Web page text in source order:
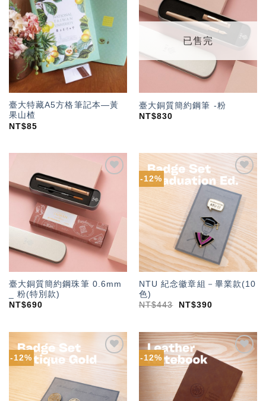
望輕
單」
臺大特藏A5方格筆記本—黃
果山楂
NT$85
望輕
單」
已售完
臺大銅質簡約鋼筆 -粉
NT$830
臺大銅質簡約鋼珠筆 0.6mm
_ 粉(特別款)
NT$690
-12%
加入
「願
望輕
單」
NTU 紀念徽章組－畢業款(10
色)
NT$443 NT$390
-12%
「願
-12%
加入
「願
望輕
單」